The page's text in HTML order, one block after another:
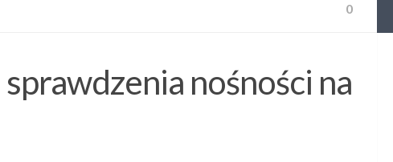
0
nośności na